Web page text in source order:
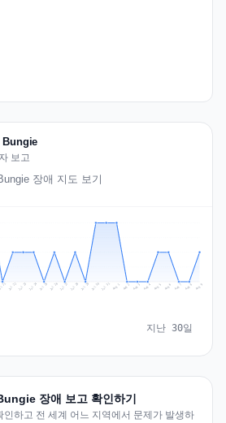
Bungie
보고
장애 지도 보기
21 Jul 22 Jul 23 Jul 24 Jul 25 Jul 26 Jul 27 Jul 28 Jul 29 Jul 30 Jul 31 Aug 1 Aug 2 Aug 3 Aug 4 Aug 5 Aug 6 Aug 7 Aug 8 Aug 9
지난 30일
장애 보고 확인하기
인하고 전 세계 어느 지역에서 문제가 발생하